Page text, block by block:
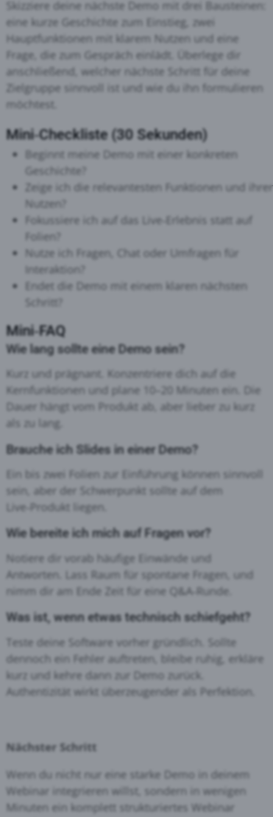
Skizziere deine nächste Demo mit drei Bausteinen:
eine kurze Geschichte zum Einstieg, zwei
Hauptfunktionen mit klarem Nutzen und eine
Frage, die zum Gespräch einlädt. Überlege dir
anschließend, welcher nächste Schritt für deine
Zielgruppe sinnvoll ist und wie du ihn formulieren
möchtest.
Mini‑Checkliste (30 Sekunden)
Beginnt meine Demo mit einer konkreten
Geschichte?
Zeige ich die relevantesten Funktionen und
Nutzen?
Fokussiere ich auf das Live‑Erlebnis statt auf
Folien?
Nutze ich Fragen, Chat oder Umfragen für
Interaktion?
Endet die Demo mit einem klaren nächsten
Schritt?
Mini‑FAQ
Wie lang sollte eine Demo sein?
Kurz und prägnant. Konzentriere dich auf die
Kernfunktionen und plane 10–20 Minuten ein. Die
Dauer hängt vom Produkt ab, aber lieber zu kurz
als zu lang.
Brauche ich Slides in einer Demo?
Ein bis zwei Folien zur Einführung können sinnvoll
sein, aber der Schwerpunkt sollte auf dem
Live‑Produkt liegen
Wie bereite ich mich auf Fragen vor?
Notiere dir vorab häufige Einwände und
Antworten. Lass Raum für spontane Fragen, und
nimm dir am Ende Zeit für eine Q&A‑Runde
Was ist, wenn etwas technisch schiefgeht?
Teste deine Software vorher gründlich
. Sollte
dennoch ein Fehler auftreten, bleibe ruhig, erkläre
kurz und kehre dann zur Demo zurück.
Authentizität wirkt überzeugender als Perfektion.
Nächster Schritt
Wenn du nicht nur eine starke Demo in deinem
Webinar integrieren willst, sondern in wenigen
Minuten ein komplett strukturiertes Webinar